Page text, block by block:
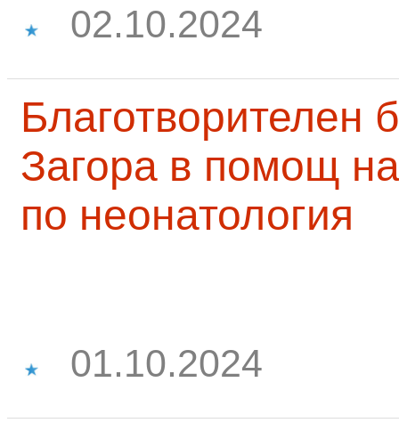
02.10.2024
Благотворителен
Загора в помощ
по неонатология
01.10.2024